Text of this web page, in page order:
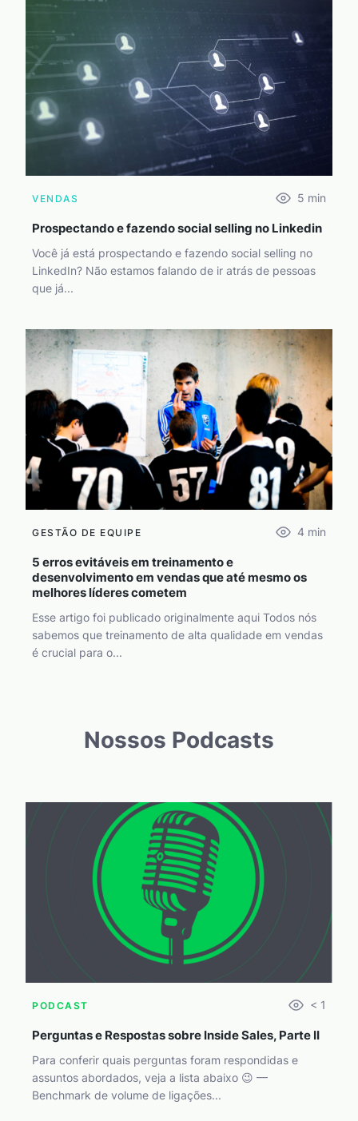
VENDAS 5 min
Prospectando e fazendo social selling no Linkedin
Você já está prospectando e fazendo social selling no
LinkedIn? Não estamos falando de ir atrás de pessoas
que já...
GESTÃO DE EQUIPE 4 min
5 erros evitáveis em treinamento e
desenvolvimento em vendas que até mesmo os
melhores líderes cometem
Esse artigo foi publicado originalmente aqui Todos nós
sabemos que treinamento de alta qualidade em vendas
é crucial para o...
Nossos Podcasts
PODCAST < 1
Perguntas e Respostas sobre Inside Sales, Parte II
Para conferir quais perguntas foram respondidas e
assuntos abordados, veja a lista abaixo 😉 —
Benchmark de volume de ligações...